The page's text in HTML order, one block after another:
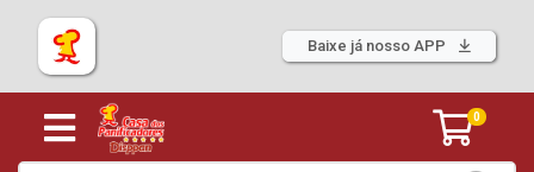
Baixe já nosso APP
0